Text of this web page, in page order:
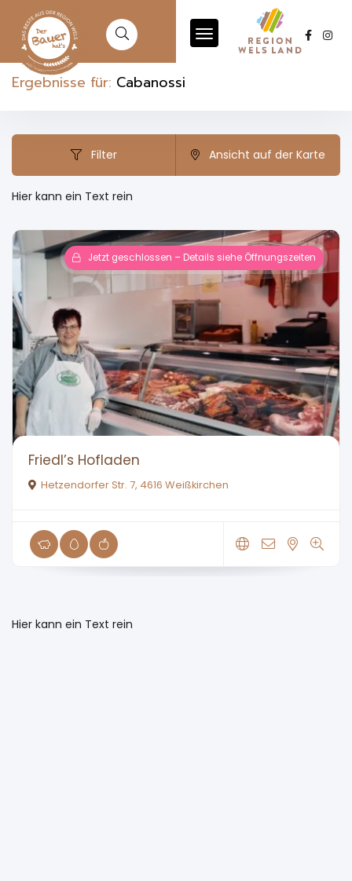
Ergebnisse für: Cabanossi
Filter Ansicht auf der Karte
Hier kann ein Text rein
Jetzt geschlossen – Details siehe Öffnungszeiten
Friedl’s Hofladen
Hetzendorfer Str. 7, 4616 Weißkirchen
Hier kann ein Text rein